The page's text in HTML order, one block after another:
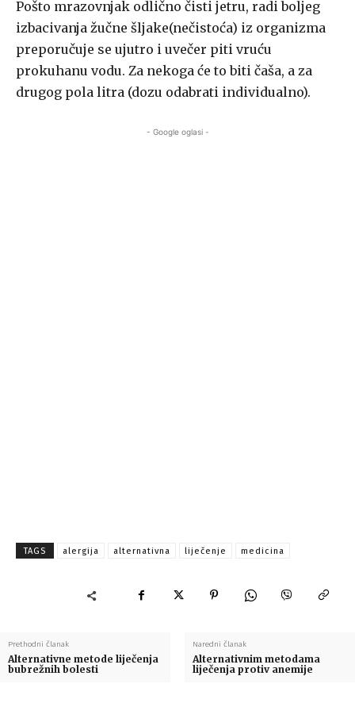
Pošto mrazovnjak odlično čisti jetru, radi boljeg
izbacivanja žučne šljake(nečistoća) iz organizma
preporučuje se ujutro i uvečer piti vruću
prokuhanu vodu. Za nekoga će to biti čaša, a za
drugog pola litra (dozu odabrati individualno).
- Google oglasi -
TAGS alergija alternativna liječenje medicina
Prethodni članak
Alternativne metode liječenja
bubrežnih bolesti
Naredni članak
Alternativnim metodama
liječenja protiv anemije